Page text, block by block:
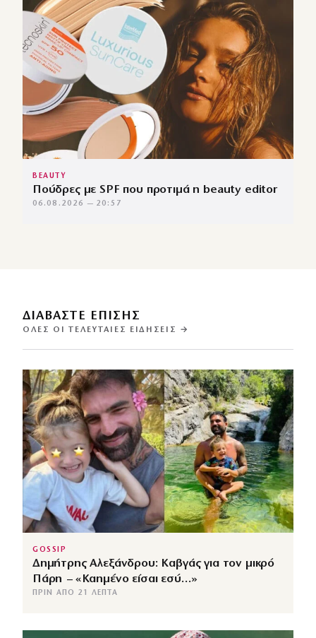
BEAUTY
Πούδρες με SPF που προτιμά η beauty editor
06.08.2026 — 20:57
ΔΙΑΒΑΣΤΕ ΕΠΙΣΗΣ
ΌΛΕΣ ΟΙ ΤΕΛΕΥΤΑΊΕΣ ΕΙΔΉΣΕΙΣ →
GOSSIP
Δημήτρης Αλεξάνδρου: Καβγάς για τον μικρό
Πάρη – «Καημένο είσαι εσύ…»
ΠΡΙΝ ΑΠΌ 21 ΛΕΠΤΆ